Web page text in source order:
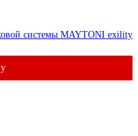
системы MAYTONI exility